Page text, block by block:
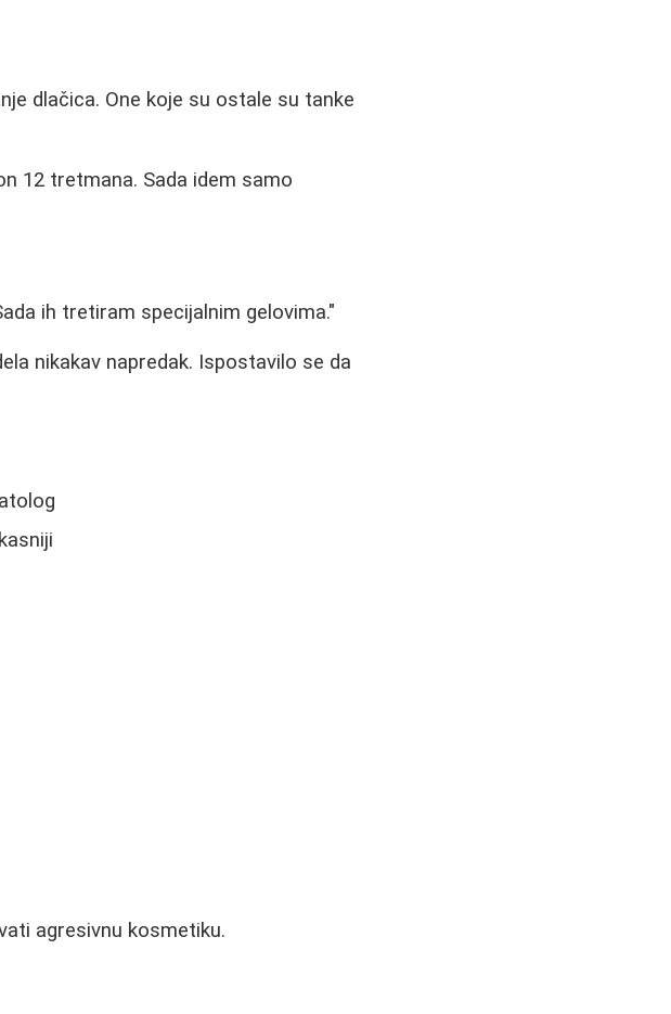
dlačica. One koje su ostale su tanke
12 tretmana. Sada idem samo
ih tretiram specijalnim gelovima."
nikakav napredak. Ispostavilo se da
agresivnu kosmetiku.